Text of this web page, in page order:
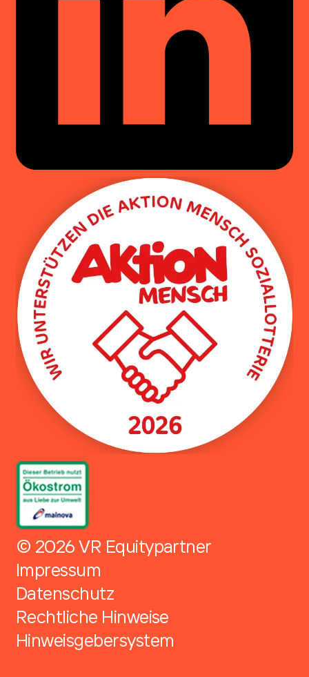
© 2026 VR Equitypartner
Impressum
Datenschutz
Rechtliche Hinweise
Hinweisgebersystem